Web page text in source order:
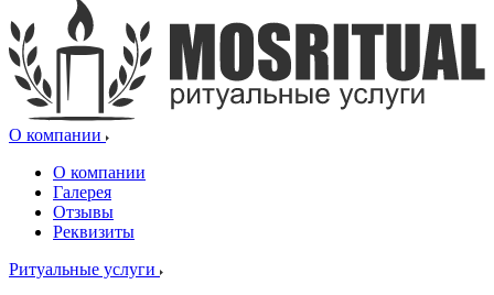
О компании
О компании
Галерея
Отзывы
Реквизиты
Ритуальные услуги